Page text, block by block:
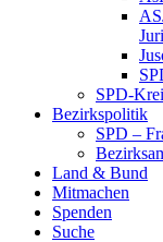
SPD-
Bezirkspolitik
SPD –
Land & Bund
Mitmachen
Spenden
Suche